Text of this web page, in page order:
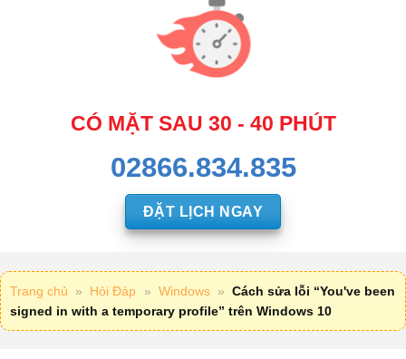
CÓ MẶT SAU 30 - 40 PHÚT
02866.834.835
ĐẶT LỊCH NGAY
Trang chủ » Hỏi Đáp » Windows » Cách sửa lỗi “You've been
signed in with a temporary profile” trên Windows 10